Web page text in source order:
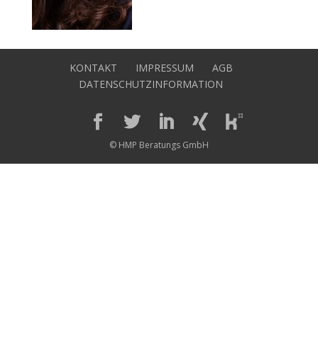
KONTAKT IMPRESSUM
AGB
DATENSCHUTZINFORMATION
© HMP Beratungs GmbH